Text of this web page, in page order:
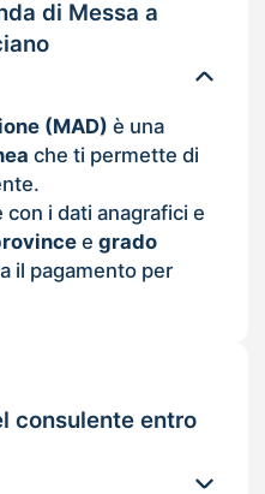
di Messa a
(MAD) è una
che ti permette di
i dati anagrafici e
e grado
il pagamento per
consulente entro